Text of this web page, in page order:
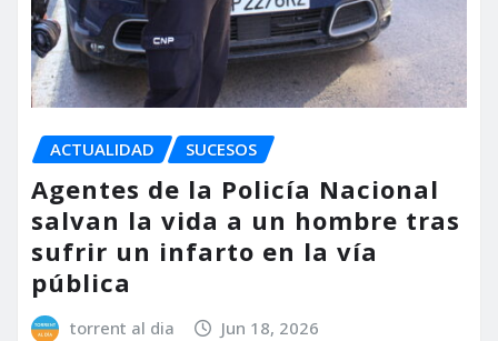
ACTUALIDAD SUCESOS
Agentes de la Policía Nacional
salvan la vida a un hombre tras
sufrir un infarto en la vía
pública
torrent al dia Jun 18, 2026